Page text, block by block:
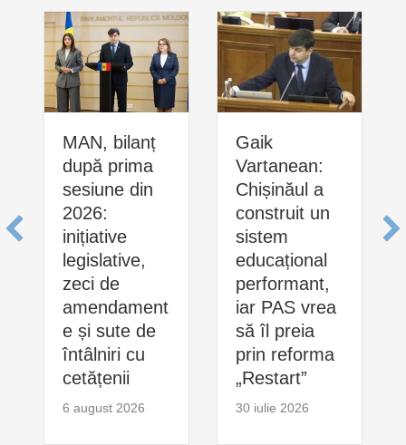
MAN, bilanț
după prima
sesiune din
2026:
inițiative
legislative,
zeci de
amendament
e și sute de
întâlniri cu
cetățenii
6 august 2026
Gaik
Vartanean:
Chișinăul a
construit un
sistem
educațional
performant,
iar PAS vrea
să îl preia
prin reforma
„Restart”
30 iulie 2026